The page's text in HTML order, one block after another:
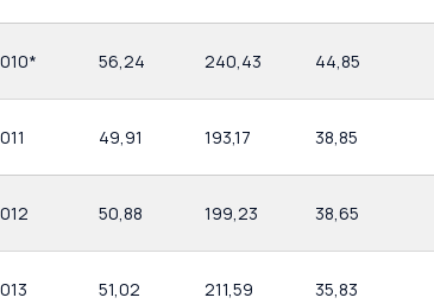
56,24 240,43 44,85
49,91 193,17 38,85
50,88 199,23 38,65
51,02 211,59 35,83